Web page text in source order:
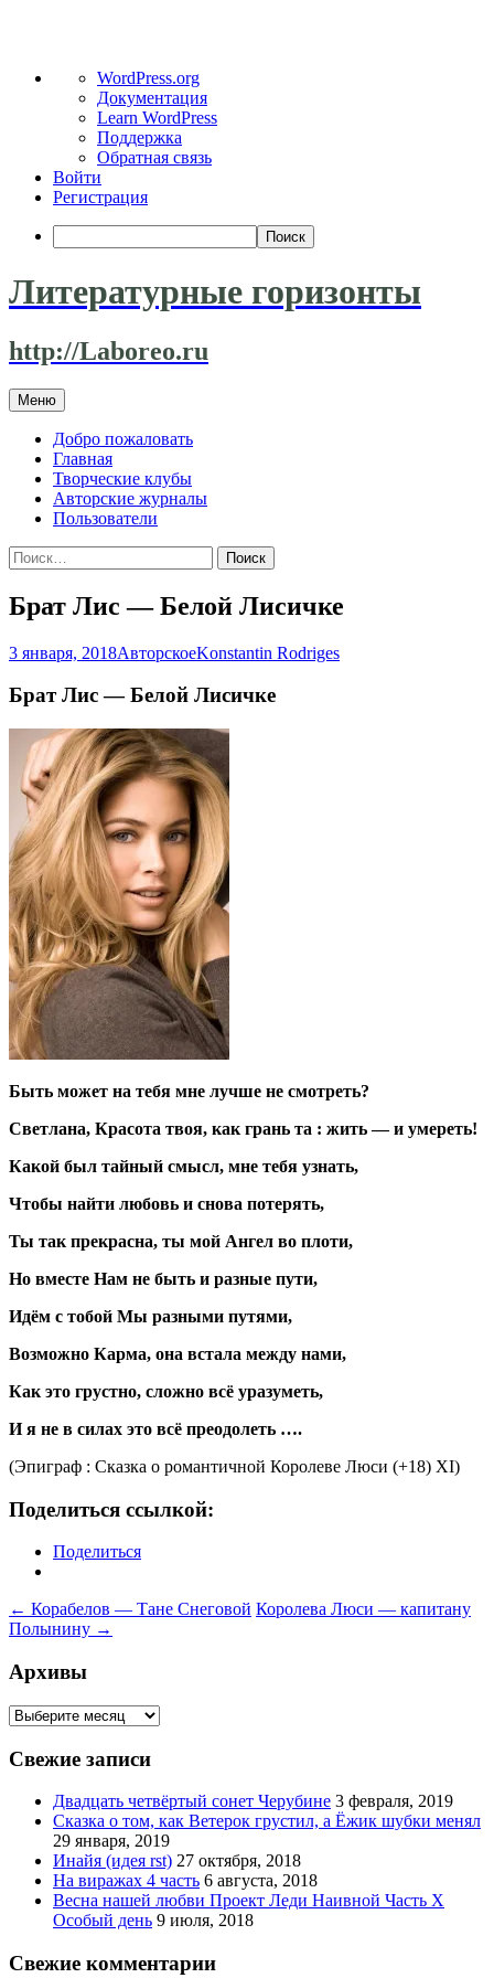
WordPress
WordPress.org
Документация
Learn WordPress
Поддержка
Обратная связь
Войти
Регистрация
Поиск
Литературные горизонты
http://Laboreo.ru
Меню Перейти
к
содержимому
Добро пожаловать
Главная
Творческие клубы
Авторские журналы
Пользователи
Найти:
Брат Лис — Белой Лисичке
3 января, 2018АвторскоеKonstantin Rodriges
Брат Лис — Белой Лисичке
Быть может на тебя мне лучше не смотреть?
Светлана, Красота твоя, как грань та : жить — и умереть!
Какой был тайный смысл, мне тебя узнать,
Чтобы найти любовь и снова потерять,
Ты так прекрасна, ты мой Ангел во плоти,
Но вместе Нам не быть и разные пути,
Идём с тобой Мы разными путями,
Возможно Карма, она встала между нами,
Как это грустно, сложно всё уразуметь,
И я не в силах это всё преодолеть ….
(Эпиграф : Сказка о романтичной Королеве Люси (+18) ХI)
Поделиться ссылкой:
Поделиться
Навигация
по
записям
← Корабелов — Тане Снеговой Королева Люси — капитану
Полынину →
Архивы
Архивы
Свежие записи
Двадцать четвёртый сонет Черубине 3 февраля, 2019
Сказка о том, как Ветерок грустил, а Ёжик шубки менял
29 января, 2019
Инайя (идея rst) 27 октября, 2018
На виражах 4 часть 6 августа, 2018
Весна нашей любви Проект Леди Наивной Часть Х
Особый день 9 июля, 2018
Свежие комментарии